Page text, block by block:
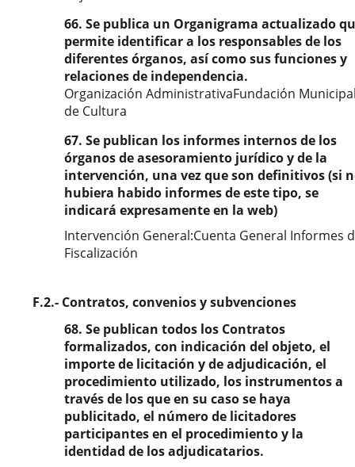
66. Se publica un Organigrama actualizado
permite identificar a los responsables de los
diferentes órganos, así como sus funciones y
relaciones de independencia.
Organización AdministrativaFundación
de Cultura
67. Se publican los informes internos de los
órganos de asesoramiento jurídico y de la
intervención, una vez que son definitivos (si
hubiera habido informes de este tipo, se
indicará expresamente en la web)
Intervención General:Cuenta General Informes
Fiscalización
F.2.- Contratos, convenios y subvenciones
68. Se publican todos los Contratos
formalizados, con indicación del objeto, el
importe de licitación y de adjudicación, el
procedimiento utilizado, los instrumentos a
través de los que en su caso se haya
publicitado, el número de licitadores
participantes en el procedimiento y la
identidad de los adjudicatarios.